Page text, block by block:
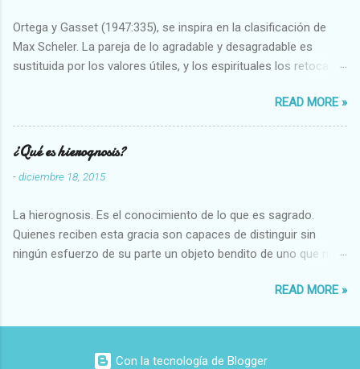
Ortega y Gasset (1947:335), se inspira en la clasificación de
Max Scheler. La pareja de lo agradable y desagradable es
sustituida por los valores útiles, y los espirituales los retoca.
Abundante-Escaso,etc 2 VITALES Sano-Enfermo Selecto-
Vulgar Enérgico-Inerte Fuerte-Débil,etc. 3 ESPIRITUALES a)
Intelectuales Conocimiento-Error Exacto-Aproximado
Evidente-Probable,etc b) Morales Bueno-malo Bondadoso-
malvado Justo-Injusto Escrupuloso-Relajado Leal-Desleal,etc.
Armonioso-Inarmonioso 4 RELIGIOSOS Santo-Pr...
READ MORE »
¿Qué es hierognosis?
-diciembre 18, 2015
La hierognosis. Es el conocimiento de lo que es sagrado.
Quienes reciben esta gracia son capaces de distinguir sin
ningún esfuerzo de su parte un objeto bendito de uno que no
READ MORE »
Con la tecnología de Blogger